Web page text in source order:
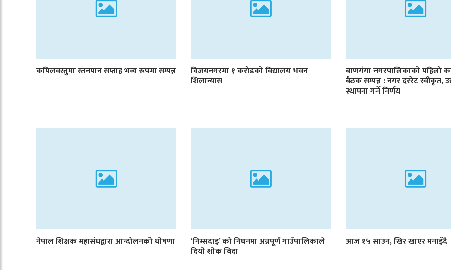
कपिलवस्तुमा स्तनपान सप्ताह भव्य रूपमा सम्पन्न विजयनगरमा १ करोडको विद्यालय भवन
शिलान्यास
बाणगंगा नगरपालिकाको पहिलो
बैठक सम्पन्न : नगर दररेट स्वीकृत,
स्थापना गर्ने निर्णय
नेपाल शिक्षक महासंघद्वारा आन्दोलनको घोषणा ‘निम्सदाइ’ को निधनमा अन्नपूर्ण गाउँपालिकाले
दियो शोक बिदा
आज १५ साउन, खिर खाएर मनाइँदै